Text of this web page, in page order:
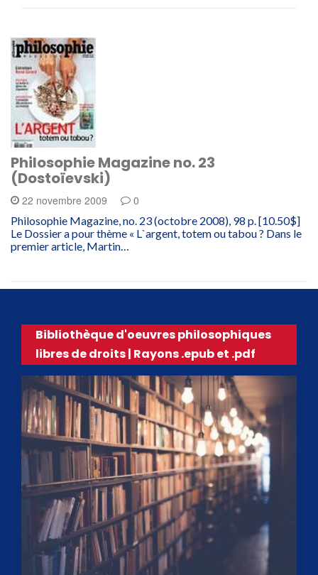
Philosophie Magazine no. 23
(Dostoïevski)
22 novembre 2009 0
Philosophie Magazine, no. 23 (octobre 2008), 98 p. [10.50$]
Le Dossier a pour thème « L`argent, totem ou tabou ? Dans le
premier article, Martin…
Bibliothèque d'oeuvres philosophiques
libres de droits | Rayons .epub et .pdf